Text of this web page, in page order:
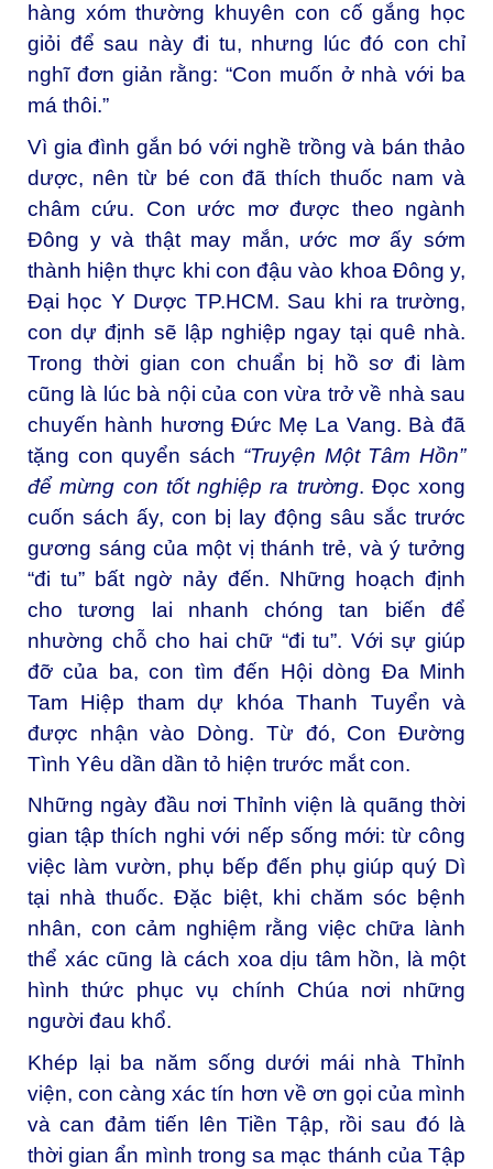
hàng xóm thường khuyên con cố gắng học
giỏi để sau này đi tu, nhưng lúc đó con chỉ
nghĩ đơn giản rằng: “Con muốn ở nhà với ba
má thôi.”
Vì gia đình gắn bó với nghề trồng và bán thảo
dược, nên từ bé con đã thích thuốc nam và
châm cứu. Con ước mơ được theo ngành
Đông y và thật may mắn, ước mơ ấy sớm
thành hiện thực khi con đậu vào khoa Đông y,
Đại học Y Dược TP.HCM. Sau khi ra trường,
con dự định sẽ lập nghiệp ngay tại quê nhà.
Trong thời gian con chuẩn bị hồ sơ đi làm
cũng là lúc bà nội của con vừa trở về nhà sau
chuyến hành hương Đức Mẹ La Vang. Bà đã
tặng con quyển sách “Truyện Một Tâm Hồn”
để mừng con tốt nghiệp ra trường. Đọc xong
cuốn sách ấy, con bị lay động sâu sắc trước
gương sáng của một vị thánh trẻ, và ý tưởng
“đi tu” bất ngờ nảy đến. Những hoạch định
cho tương lai nhanh chóng tan biến để
nhường chỗ cho hai chữ “đi tu”. Với sự giúp
đỡ của ba, con tìm đến Hội dòng Đa Minh
Tam Hiệp tham dự khóa Thanh Tuyển và
được nhận vào Dòng. Từ đó, Con Đường
Tình Yêu dần dần tỏ hiện trước mắt con.
Những ngày đầu nơi Thỉnh viện là quãng thời
gian tập thích nghi với nếp sống mới: từ công
việc làm vườn, phụ bếp đến phụ giúp quý Dì
tại nhà thuốc. Đặc biệt, khi chăm sóc bệnh
nhân, con cảm nghiệm rằng việc chữa lành
thể xác cũng là cách xoa dịu tâm hồn, là một
hình thức phục vụ chính Chúa nơi những
người đau khổ.
Khép lại ba năm sống dưới mái nhà Thỉnh
viện, con càng xác tín hơn về ơn gọi của mình
và can đảm tiến lên Tiền Tập, rồi sau đó là
thời gian ẩn mình trong sa mạc thánh của Tập